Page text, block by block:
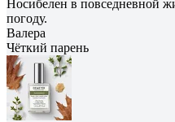
Носибелен в повседневной
погоду.
Валера
Чёткий парень